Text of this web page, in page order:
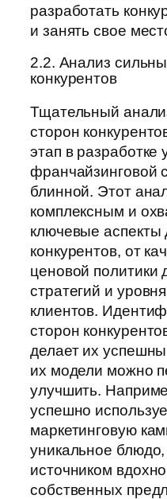
разработать
и занять свое
2.2. Анализ
конкурентов
Тщательный
сторон
этап в разработке
франчайзинговой
блинной. Этот
комплексным и
ключевые аспекты
конкурентов, от
ценовой политики
стратегий и
клиентов.
сторон
делает их
их модели можно
улучшить.
успешно
маркетинговую
уникальное
источником
собственных